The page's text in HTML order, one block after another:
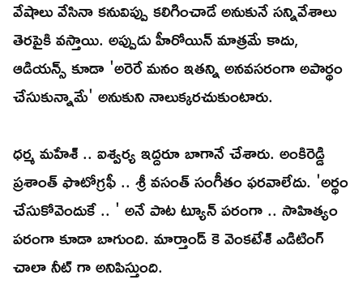
వేషాలు వేసినా కనువిప్పు కలిగించాడే అనుకునే సన్నివేశాలు
తెరపైకి వస్తాయి. అప్పుడు హీరోయిన్ మాత్రమే కాదు,
ఆడియన్స్ కూడా 'అరెరే మనం ఇతన్ని అనవసరంగా అపార్థం
చేసుకున్నామే' అనుకుని నాలుక్కరచుకుంటారు.
ధర్మ మహేశ్ .. ఐశ్వర్య ఇద్దరూ బాగానే చేశారు. అంకిరెడ్డి
ప్రశాంత్ ఫొటోగ్రఫీ .. శ్రీ వసంత్ సంగీతం ఫరవాలేదు. 'అర్థం
చేసుకోవెందుకే .. ' అనే పాట ట్యూన్ పరంగా .. సాహిత్యం
పరంగా కూడా బాగుంది. మార్తాండ్ కె వెంకటేశ్ ఎడిటింగ్
చాలా నీట్ గా అనిపిస్తుంది.